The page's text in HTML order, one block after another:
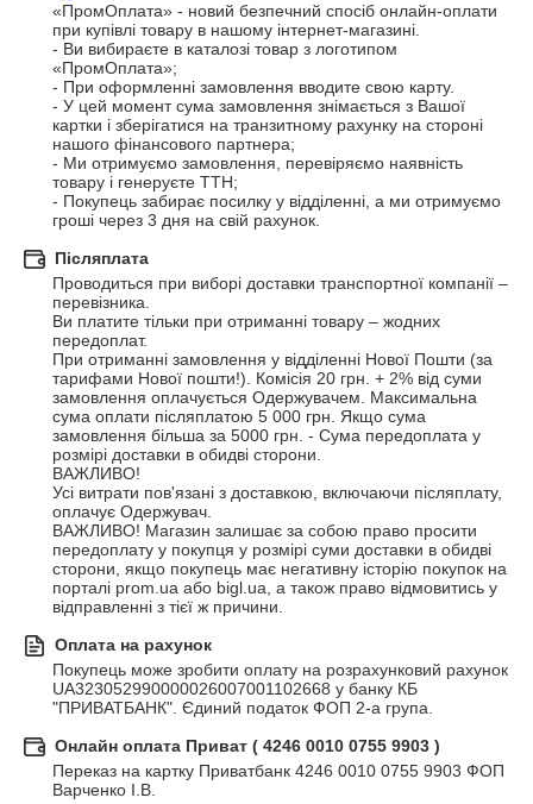
«ПромОплата» - новий безпечний спосіб онлайн-оплати
при купівлі товару в нашому інтернет-магазині.
- Ви вибираєте в каталозі товар з логотипом
«ПромОплата»;
- При оформленні замовлення вводите свою карту.
- У цей момент сума замовлення знімається з Вашої
картки і зберігатися на транзитному рахунку на стороні
нашого фінансового партнера;
- Ми отримуємо замовлення, перевіряємо наявність
товару і генеруєте ТТН;
- Покупець забирає посилку у відділенні, а ми отримуємо
гроші через 3 дня на свій рахунок.
Післяплата
Проводиться при виборі доставки транспортної компанії –
перевізника.
Ви платите тільки при отриманні товару – жодних
передоплат.
При отриманні замовлення у відділенні Нової Пошти (за
тарифами Нової пошти!). Комісія 20 грн. + 2% від суми
замовлення оплачується Одержувачем. Максимальна
сума оплати післяплатою 5 000 грн. Якщо сума
замовлення більша за 5000 грн. - Сума передоплата у
розмірі доставки в обидві сторони.
ВАЖЛИВО!
Усі витрати пов'язані з доставкою, включаючи післяплату,
оплачує Одержувач.
ВАЖЛИВО! Магазин залишає за собою право просити
передоплату у покупця у розмірі суми доставки в обидві
сторони, якщо покупець має негативну історію покупок на
порталі prom.ua або bigl.ua, а також право відмовитись у
відправленні з тієї ж причини.
Оплата на рахунок
Покупець може зробити оплату на розрахунковий рахунок
UA323052990000026007001102668 у банку КБ
"ПРИВАТБАНК". Єдиний податок ФОП 2-а група.
Онлайн оплата Приват ( 4246 0010 0755 9903 )
Переказ на картку Приватбанк 4246 0010 0755 9903 ФОП
Варченко І.В.